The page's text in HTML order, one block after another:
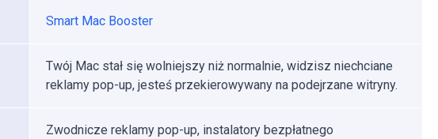
Smart Mac Booster
Twój Mac stał się wolniejszy niż normalnie, widzisz niechciane
reklamy pop-up, jesteś przekierowywany na podejrzane witryny.
Zwodnicze reklamy pop-up, instalatory bezpłatnego